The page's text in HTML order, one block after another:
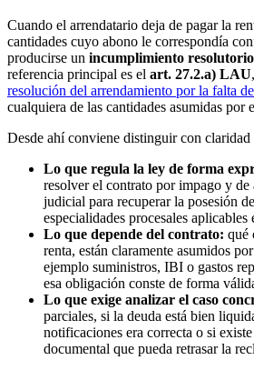
Cuando el arrendatario deja de pagar la
cantidades cuyo abono le correspondía
producirse un incumplimiento resolutorio
referencia principal es el art. 27.2.a) LAU
resolución del arrendamiento por la falta
cualquiera de las cantidades asumidas por
Desde ahí conviene distinguir con claridad
Lo que regula la ley de forma
resolver el contrato por impago y
judicial para recuperar la posesión
especialidades procesales
Lo que depende del contrato: qué
renta, están claramente asumidos
ejemplo suministros, IBI o gastos
esa obligación conste de forma
Lo que exige analizar el caso
parciales, si la deuda está bien
notificaciones era correcta o si
documental que pueda retrasar la